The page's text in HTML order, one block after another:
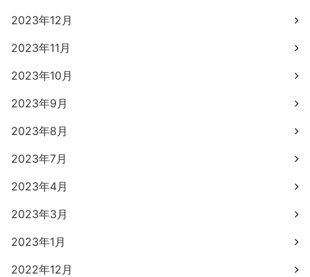
2023年12月
2023年11月
2023年10月
2023年9月
2023年8月
2023年7月
2023年4月
2023年3月
2023年1月
2022年12月